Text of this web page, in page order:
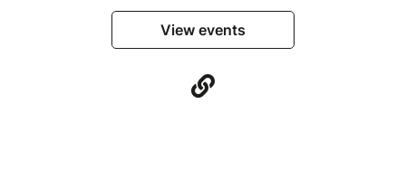
View events